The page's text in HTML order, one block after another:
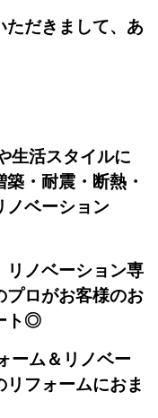
ただきまして、あ
生活スタイルに
・耐震・断熱・
ノベーション
リノベーション専
プロがお客様のお
ト◎
ーム＆リノベー
フォームにおま